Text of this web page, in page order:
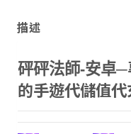
描述
砰砰法師-安卓─
的手遊代儲值